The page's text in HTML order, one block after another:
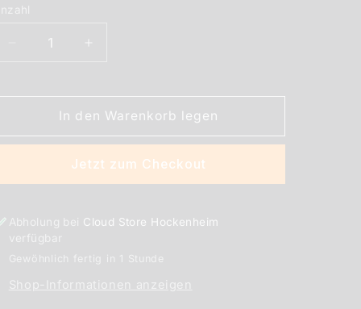
Verringere
Geekvape
P
Geekvape
P
Series
Coil
In den Warenkorb legen
Jetzt zum Checkout
Abholung bei Cloud Store Hockenheim
verfügbar
Gewöhnlich fertig in 1 Stunde
Shop-Informationen anzeigen